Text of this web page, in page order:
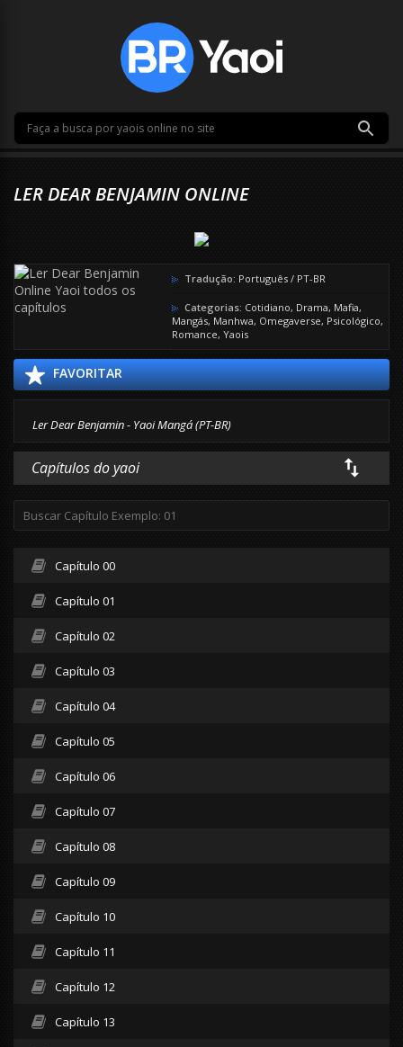
LER DEAR BENJAMIN ONLINE
Tradução: Português / PT-BR
Categorias: Cotidiano, Drama, Mafia,
Mangás, Manhwa, Omegaverse, Psicológico,
Romance, Yaois
FAVORITAR
Ler Dear Benjamin - Yaoi Mangá (PT-BR)
Capítulos do yaoi
Capítulo 00
Capítulo 01
Capítulo 02
Capítulo 03
Capítulo 04
Capítulo 05
Capítulo 06
Capítulo 07
Capítulo 08
Capítulo 09
Capítulo 10
Capítulo 11
Capítulo 12
Capítulo 13